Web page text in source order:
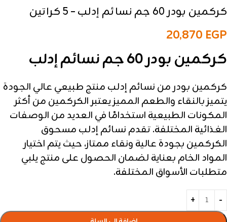
كركمين بودر 60 جم نسائم إدلب – 5 كراتين
20,870 EGP
كركمين بودر 60 جم نسائم إدلب
كركمين بودر من نسائم إدلب منتج طبيعي عالي الجودة
يتميز بالنقاء والطعم المميز يعتبر الكركمين من أكثر
المكونات الطبيعية استخدامًا في العديد من الوصفات
الغذائية المختلفة. تقدم نسائم إدلب مسحوق
الكركمين بجودة عالية ونقاء ممتاز، حيث يتم اختيار
المواد الخام بعناية لضمان الحصول على منتج يلبي
متطلبات الأسواق المختلفة.